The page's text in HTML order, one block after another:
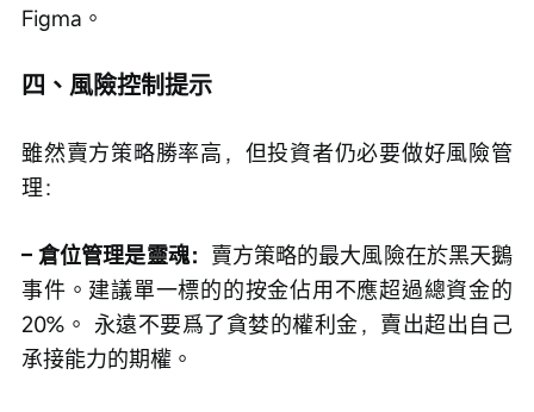
Figma。
四、風險控制提示
雖然賣方策略勝率高，但投資者仍必要做好風險管
理：
– 倉位管理是靈魂： 賣方策略的最大風險在於黑天鵝
事件。建議單一標的的按金佔用不應超過總資金的
20%。 永遠不要爲了貪婪的權利金，賣出超出自己
承接能力的期權。